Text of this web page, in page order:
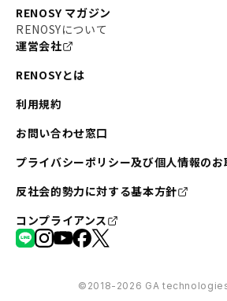
RENOSY マガジン
RENOSYについて
運営会社
RENOSYとは
利用規約
お問い合わせ窓口
プライバシーポリシー及び個人情報のお
反社会的勢力に対する基本方針
コンプライアンス
©︎2018-2026 GA